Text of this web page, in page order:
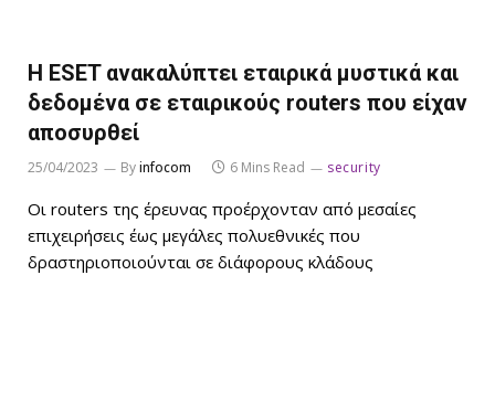
Η ESET ανακαλύπτει εταιρικά μυστικά και
δεδομένα σε εταιρικούς routers που είχαν
αποσυρθεί
25/04/2023 Byinfocom 6 Mins Read security
Οι routers της έρευνας προέρχονταν από μεσαίες
επιχειρήσεις έως μεγάλες πολυεθνικές που
δραστηριοποιούνται σε διάφορους κλάδους